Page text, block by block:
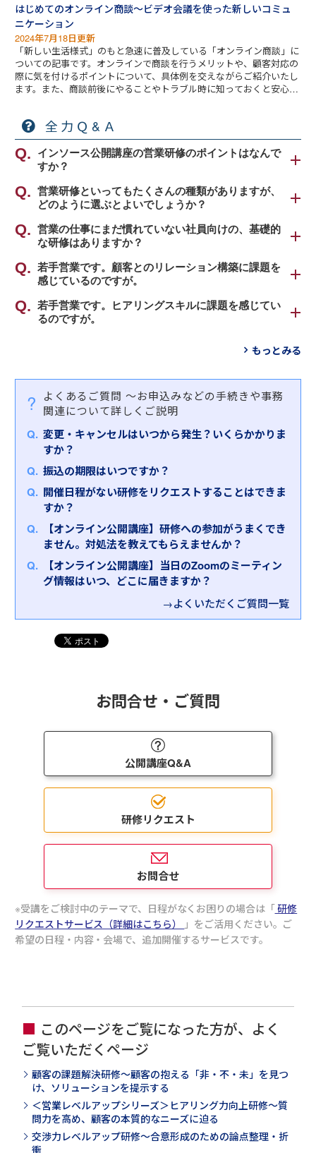
はじめてのオンライン商談～ビデオ会議を使った新しいコミュ
ニケーション
2024年7月18日更新
「新しい生活様式」のもと急速に普及している「オンライン商談」に
ついての記事です。オンラインで商談を行うメリットや、顧客対応の
際に気を付けるポイントについて、具体例を交えながらご紹介いたし
ます。また、商談前後にやることやトラブル時に知っておくと安心な
全力Ｑ&Ａ
インソース公開講座の営業研修のポイントはなんで
すか？
弊社公開講座の営業研修のポイントは、営業で成果
が出る人の行動プロセスを分解し、感覚ではなく理
論としてお伝えしていることです。これまで営業を
経験したことがない人から、現在進行形で営業をし
ら習熟度に合わせて幅広くプログラムをご用意して
おります。
営業研修といってもたくさんの種類がありますが、
どのように選ぶとよいでしょうか？
営業研修の選び方の目安として、経験やプロセス、
スタイル、スキル別に、研修ラインナップをカテゴ
ライズしております。以下をご参考のうえ、受講さ
れる方の課題や目標に即して、お選びいただければ
営業が楽しくなる！営業基礎研修 ５番勝負
１１の営業プロセスに対応した３０種類以上の営業
６つの営業スタイルに対応した営業研修
営業力を支えるビジネススキル
とはいえ「なかなか選べない」とお悩みのお客さま
は、ぜひお気軽にお問合せください。弊社担当者が
詳細をヒアリングさせていただいたうえで、お客さ
まにおすすめの研修を選定させていただきます。
営業の仕事にまだ慣れていない社員向けの、基礎的
な研修はありますか？
営業の全体像と流れを学ぶことができる基礎的な内
容の研修を、受講対象者別にご用意しております。
（新入社員・新社会人向け）営業基礎研修～営業の
営業活動の流れを学ぶ
職種転換者向け営業基礎研修～他職種から営業への
受講される方のご状況をふまえ、各研修のご受講を
ご検討ください。
若手営業です。顧客とのリレーション構築に課題を
感じているのですが。
「（営業向け）リレーション構築力向上研修」をお
すすめします。
課題がある方
・「お客さまに話を聞いてもらえない」「お客さま
がなかなか情報を開示してくれない」などの課題を
お持ちの方
【研修内容・特徴】
顧客と信頼関係が構築できていなければ、顧客ニー
ズのヒアリングや商品・サービスの提案には繋げる
ことはできません。
本研修では、「顧客に寄り添う姿勢を身に付け、信
頼関係の第１歩を踏み出す」ための以下４つのポイ
①顧客への興味・関心
②顧客から信頼を獲得する立ち振る舞い
③顧客の特徴に合わせたコミュニケーション
④キーパーソンへのアプローチ
若手営業です。ヒアリングスキルに課題を感じてい
るのですが。
（営業向け）ヒアリング力向上研修～質問の引き
をおすすめします。
【対象者】
がある方
【研修内容・特徴】
本研修では、ヒアリングを３つのステージに分け、
場面ごとに応じた質問の仕方を習得いただきます。
質問の引き出しを増やし、目的を持ったヒアリング
を行うことで、お客さまが抱える課題への解決策を
導く良い提案に繋げることができます。ヒアリング
スキルを活用した具体的な会話例や多数のワークを
通して、実践的に学んでいただきます。
もっとみる
よくあるご質問 ～お申込みなどの手続きや事務
関連について詳しくご説明
変更・キャンセルはいつから発生？いくらかかりま
すか？
振込の期限はいつですか？
開催日程がない研修をリクエストすることはできま
すか？
【オンライン公開講座】研修への参加がうまくでき
ません。対処法を教えてもらえませんか？
【オンライン公開講座】当日のZoomのミーティン
グ情報はいつ、どこに届きますか？
→よくいただくご質問一覧
お問合せ・ご質問
公開講座Q&A
研修リクエスト
お問合せ
受講をご検討中のテーマで、日程がなくお困りの場合は「研修
リクエストサービス（詳細はこちら）
」をご活用ください。ご
希望の日程・内容・会場で、追加開催するサービスです。
このページをご覧になった方が、よく
ご覧いただくページ
顧客の課題解決研修～顧客の抱える「非・不・未」を見つ
け、ソリューションを提示する
＜営業レベルアップシリーズ＞ヒアリング力向上研修～質
問力を高め、顧客の本質的なニーズに迫る
交渉力レベルアップ研修～合意形成のための論点整理・折
衝